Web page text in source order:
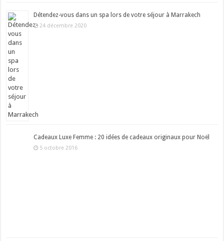
Détendez-vous dans un spa lors de votre séjour à Marrakech
24 décembre 2020
Cadeaux Luxe Femme : 20 idées de cadeaux originaux pour Noël
5 octobre 2016